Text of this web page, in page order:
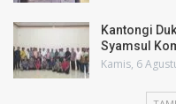
Kantongi
Syamsul
Kamis, 6